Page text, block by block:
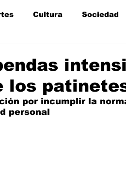
Cultura Sociedad
Fiestas
los
por incumplir la
personal